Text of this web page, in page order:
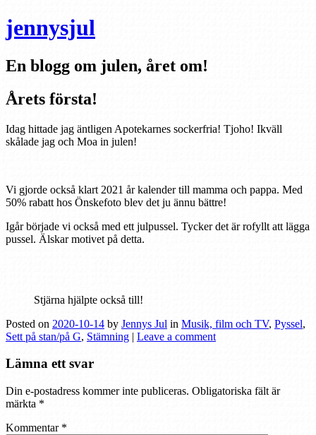
jennysjul
En blogg om julen, året om!
Årets första!
Idag hittade jag äntligen Apotekarnes sockerfria! Tjoho! Ikväll
skålade jag och Moa in julen!
Vi gjorde också klart 2021 år kalender till mamma och pappa. Med
50% rabatt hos Önskefoto blev det ju ännu bättre!
Igår började vi också med ett julpussel. Tycker det är rofyllt att lägga
pussel. Älskar motivet på detta.
Stjärna hjälpte också till!
Posted on 2020-10-14 by Jennys Jul in Musik, film och TV, Pyssel,
Sett på stan/på G, Stämning | Leave a comment
Lämna ett svar
Din e-postadress kommer inte publiceras. Obligatoriska fält är
märkta *
Kommentar *